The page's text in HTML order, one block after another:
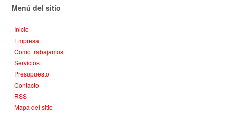
Menú del sitio
Inicio
Empresa
Como trabajamos
Servicios
Presupuesto
Contacto
RSS
Mapa del sitio